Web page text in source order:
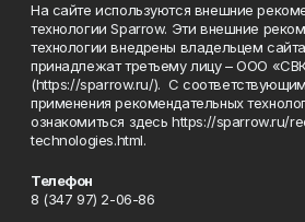
На сайте используются внешние
технологии Sparrow. Эти внешние
технологии внедрены владельцем
принадлежат третьему лицу – ООО
(https://sparrow.ru/). С
применения рекомендательных
ознакомиться здесь https://sparrow.ru/
technologies.html.
Телефон
8 (347 97) 2-06-86